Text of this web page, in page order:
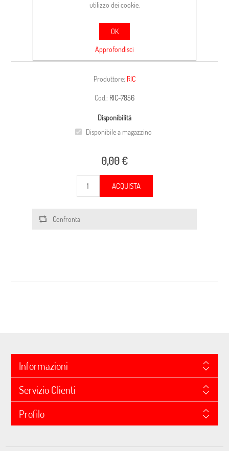
CANDELA ACCENSIONE
Produttore: RIC
Cod.: RIC-7856
Disponibilità
Disponibile a magazzino
0,00 €
ACQUISTA
Confronta
Informazioni
Servizio Clienti
Profilo
utilizzo dei cookie.
OK
Approfondisci